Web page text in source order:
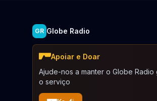
GR Globe Radio
Apoiar e Doar
Ajude-nos a manter o Globe
o serviço